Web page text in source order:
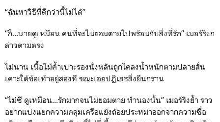
“ฉันหาวิธีที่ดีกว่านี้ไม่ได้”
“ก็...นายดูเหมือน คนที่จะไม่ยอมตายไปพร้อมกับสิ่งที่รัก” เมอร์ริงก
ล่าวตามตรง
ไม่นาน เนื้อไม้ค้ำเบาะรองนั่งพลันถูกโคลงน้ำหนักตามปลายสั่น
เคาะใต้ข้อเท้าอยู่สองที ขณะเอ่ยปฏิเสธสิ่งยืนกราน
“ไม่ซี ดูเหมือน...รักมากจนไม่ยอมตาย ทำนองนั้น” เมอร์ริงย้ำ ราว
อยากแบ่งแยกความคลุมเครือแย้งถ้อยประหม่าออกจากความซื่อ